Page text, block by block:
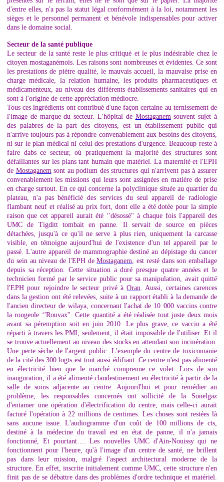
d'entre elles, n'a pas la statut légal conformément à la loi, notamment les
sièges et le personnel permanent et bénévole indispensables pour activer
dans le domaine social.
Secteur de la santé publique
Le secteur de la santé reste le plus critiqué et le plus indésirable chez le
citoyen mostaganémois. Les raisons sont nombreuses et évidentes. Ce sont
les prestations de piètre qualité, le mauvais accueil, la mauvaise prise en
charge médicale, la relation humaine, les produits pharmaceutiques et
médicamenteux, au niveau des différents établissements sanitaires qui en
sont à l'origine de cette appréciation médiocre.
Tous ces ingrédients ont contribué d'une façon certaine au ternissement de
l'image de marque du secteur. L'hôpital de Mostaganemsouvent sujet à
des palabres de la part des citoyens, est un établissement public qui
n'arrive toujours pas à répondre convenablement aux besoins des citoyens,
ni sur le plan médical ni celui des prestations d'urgence. Beaucoup reste à
faire dabs ce secteur, où pratiquement la majorité des structures sont
défaillantes sur les plans tant humain que matériel. La maternité et l'EPH
de Mostaganemsont au podium des structures qui n'arrivent pas à assurer
convenablement les missions qui leurs sont assignées en matière de prise
en charge surtout. En ce qui concerne la polyclinique située au quartier du
plateau, n'a pas bénéficié des services du seul appareil de radiologie
flambant neuf et réalisé au prix fort, dont elle a été dotée pour la simple
raison que cet appareil aurait été ‘'désossé'' à chaque fois l'appareil des
UMC de Tigditt tombait en panne. Il servait de source en pièces
détachées, jusqu'à ce qu'il ne serve à plus rien, uniquement la carcasse
visible, en témoigne aujourd'hui de l'existence d'un tel appareil par le
passé. L'autre appareil de mammographie destiné au dépistage du cancer
du sein au niveau de l'EPH deMostaganem, est resté dans son emballage
depuis sa réception. Cette situation a duré presque quatre années et le
technicien formé par le service public pour sa manipulation, avait quitté
l'EPH pour rejoindre le secteur privé àOran. Aussi, certaines carences
dans la gestion ont été relevées, suite à un rapport établi à la demande de
l'ancien directeur de wilaya, concernant l'achat de 10 000 vaccins contre
la rougeole ‘'Rouvax''. Cette quantité a été réalisée tout juste deux mois
avant sa péremption soit en juin 2010. Le plus grave, ce vaccin a été
réparti à travers les PMI, seulement, il était impossible de l'utiliser. Et il
se trouve actuellement au niveau des stocks en attendant son incinération.
Une perte sèche de l'argent public. L'exemple du centre de toxicomanie
de la cité des 300 logts est tout aussi édifiant. Ce centre n'est pas alimenté
en électricité bien que le marché comprenne ce volet. Lors de son
inauguration, il a été alimenté clandestinement en électricité à partir de la
salle de soins adjacente au centre. Aujourd'hui et pour remédier au
problème, les responsables concernés ont sollicité de la Sonelgaz
d'entamer une opération d'électrification du centre, mais celle-ci aurait
facturé l'opération à 22 millions de centimes. Les choses sont restées là
sans aucune issue. L'audiogramme d'un coût de 100 millions de cts,
destiné à la médecine du travail est en état de panne, il n'a jamais
fonctionné, Et pourtant…. Les nouvelles UMC d'Ain-Nouissy qui ne
fonctionnent pour l'heure, qu'à l'image d'un centre de santé, ne brillent
pas dans leur mission, malgré l'aspect architectural moderne de la
structure. En effet, inscrite initialement comme UMC, cette structure n'en
finit pas de se débattre dans des problèmes d'ordre technique et matériel.